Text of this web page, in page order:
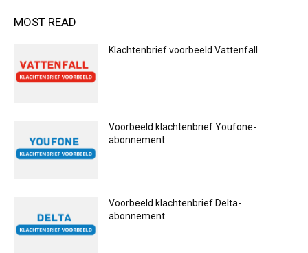
MOST READ
Klachtenbrief voorbeeld Vattenfall
Voorbeeld klachtenbrief Youfone-
abonnement
Voorbeeld klachtenbrief Delta-
abonnement